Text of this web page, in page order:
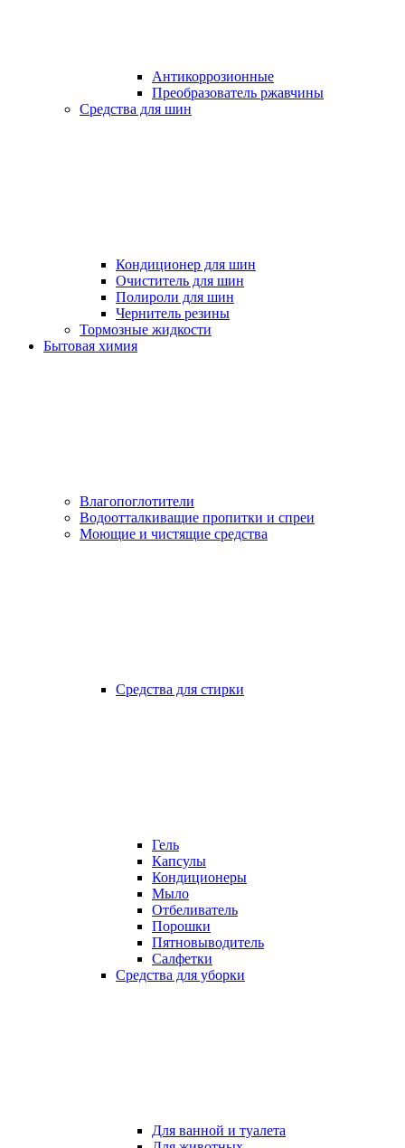
Антикоррозионные
Преобразователь ржавчины
Средства для шин
Кондиционер для шин
Очиститель для шин
Полироли для шин
Чернитель резины
Тормозные жидкости
Бытовая химия
Влагопоглотители
Водоотталкиващие пропитки и спреи
Моющие и чистящие средства
Средства для стирки
Гель
Капсулы
Кондиционеры
Мыло
Отбеливатель
Порошки
Пятновыводитель
Салфетки
Средства для уборки
Для ванной и туалета